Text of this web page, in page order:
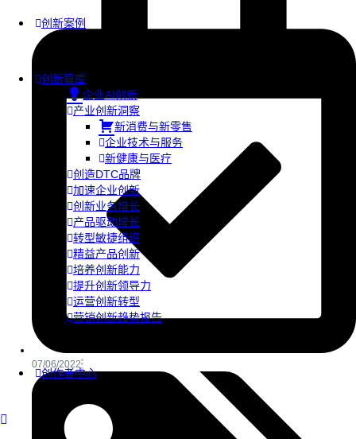
创新案例
创新智库
企业AI创新
产业创新洞察
新消费与新零售
企业技术与服务
新健康与医疗
创造DTC品牌
加速企业创新
创新业务增长
产品驱动增长
转型敏捷组织
精益产品创新
培养创新能力
提升创新领导力
运营创新转型
营销创新趋势报告
创作者中心
07/06/2022